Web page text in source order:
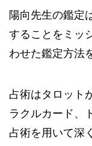
陽向先生の鑑定
することをミッ
わせた鑑定方法
占術はタロット
ラクルカード、
占術を用いて深